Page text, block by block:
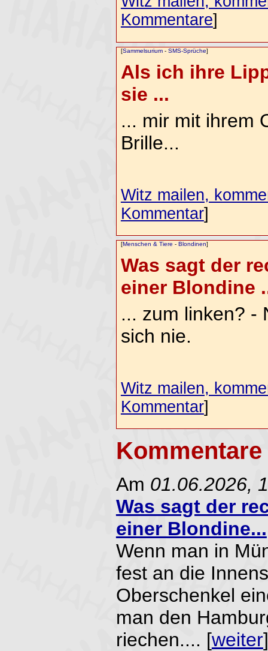
Kommentare]
[Sammelsurium- SMS-Sprüche]
Als ich ihre
sie ...
... mir mit ihrem
Brille...
Witz mailen,
Kommentar]
[Menschen & Tiere - Blondinen]
Was sagt der
einer Blondine
... zum linken? -
sich nie.
Witz mailen,
Kommentar]
Am 01.06.2026,
Was sagt der
einer Blondine...
Wenn man in
fest an die
Oberschenkel
man den
riechen.... [weiter]